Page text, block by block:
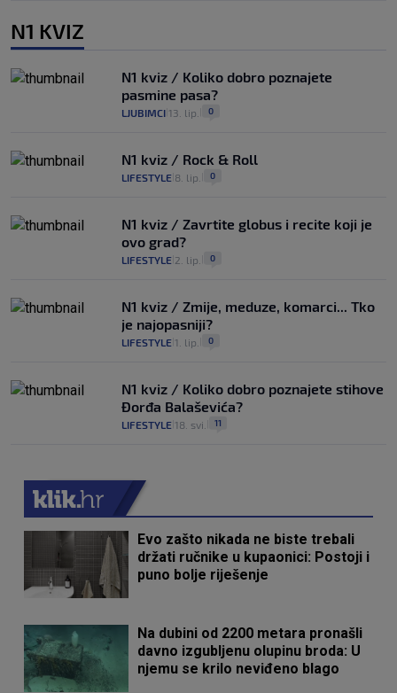
N1 KVIZ
N1 kviz / Koliko dobro poznajete
pasmine pasa?
LJUBIMCI 13. lip. 0
N1 kviz / Rock & Roll
LIFESTYLE 8. lip. 0
N1 kviz / Zavrtite globus i recite koji je
ovo grad?
LIFESTYLE 2. lip. 0
N1 kviz / Zmije, meduze, komarci... Tko
je najopasniji?
LIFESTYLE 1. lip. 0
N1 kviz / Koliko dobro poznajete stihove
Đorđa Balaševića?
LIFESTYLE 18. svi. 11
Evo zašto nikada ne biste trebali
držati ručnike u kupaonici: Postoji i
puno bolje riješenje
Na dubini od 2200 metara pronašli
davno izgubljenu olupinu broda: U
njemu se krilo neviđeno blago